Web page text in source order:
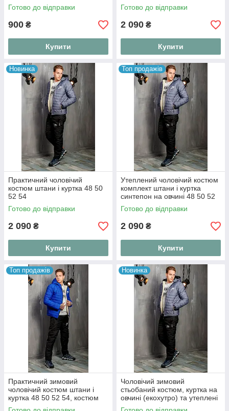
Готово до відправки
900 ₴
Купити
Готово до відправки
2 090 ₴
Купити
Новинка
Практичний чоловічий
костюм штани і куртка 48 50
52 54
Готово до відправки
2 090 ₴
Купити
Топ продажів
Утеплений чоловічий костюм
комплект штани і куртка
синтепон на овчині 48 50 52
54
Готово до відправки
2 090 ₴
Купити
Топ продажів
Практичний зимовий
чоловічий костюм штани і
куртка 48 50 52 54, костюм
на овчині та синтепоні
Новинка
Чоловічий зимовий
стьобаний костюм, куртка на
овчині (екохутро) та утеплені
штани 48, 50, 52, 54